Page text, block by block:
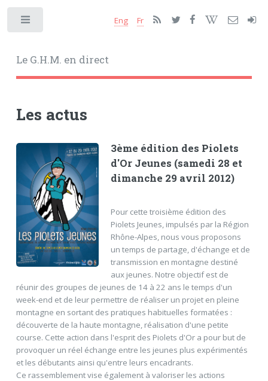
Le G.H.M. en direct
Eng Fr
Les actus
3ème édition des Piolets
d'Or Jeunes (samedi 28 et
dimanche 29 avril 2012)
Pour cette troisième édition des
Piolets Jeunes, impulsés par la Région
Rhône-Alpes, nous vous proposons
un temps de partage, d'échange et de
transmission en montagne destiné
aux jeunes. Notre objectif est de
réunir des groupes de jeunes de 14 à 22 ans le temps d'un
week-end et de leur permettre de réaliser un projet en pleine
montagne en sortant des pratiques habituelles formatées :
découverte de la haute montagne, réalisation d'une petite
course. Cette action dans l'esprit des Piolets d'Or a pour but de
provoquer un réel échange entre les jeunes plus expérimentés
et les débutants ainsi qu'entre leurs encadrants.
Ce rassemblement vise également à valoriser les actions